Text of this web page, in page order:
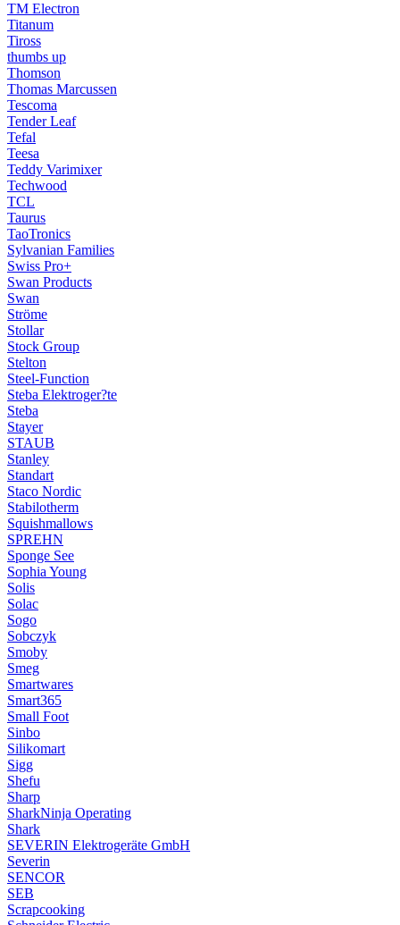
TM Electron
Titanum
Tiross
thumbs up
Thomson
Thomas Marcussen
Tescoma
Tender Leaf
Tefal
Teesa
Teddy Varimixer
Techwood
TCL
Taurus
TaoTronics
Sylvanian Families
Swiss Pro+
Swan Products
Swan
Ströme
Stollar
Stock Group
Stelton
Steel-Function
Steba Elektroger?te
Steba
Stayer
STAUB
Stanley
Standart
Staco Nordic
Stabilotherm
Squishmallows
SPREHN
Sponge See
Sophia Young
Solis
Solac
Sogo
Sobczyk
Smoby
Smeg
Smartwares
Smart365
Small Foot
Sinbo
Silikomart
Sigg
Shefu
Sharp
SharkNinja Operating
Shark
SEVERIN Elektrogeräte GmbH
Severin
SENCOR
SEB
Scrapcooking